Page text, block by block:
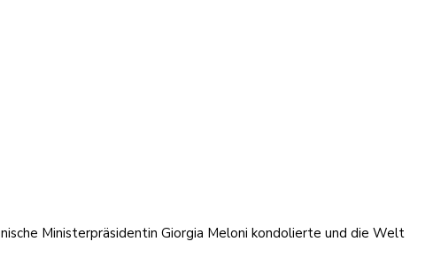
Ministerpräsidentin Giorgia Meloni kondolierte und die Welt